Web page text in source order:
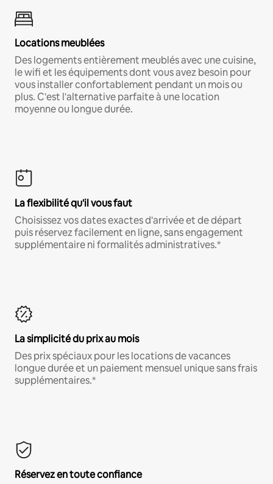
Locations meublées
Des logements entièrement meublés avec une cuisine,
le wifi et les équipements dont vous avez besoin pour
vous installer confortablement pendant un mois ou
plus. C'est l'alternative parfaite à une location
moyenne ou longue durée.
La flexibilité qu'il vous faut
Choisissez vos dates exactes d'arrivée et de départ
puis réservez facilement en ligne, sans engagement
supplémentaire ni formalités administratives.*
La simplicité du prix au mois
Des prix spéciaux pour les locations de vacances
longue durée et un paiement mensuel unique sans frais
supplémentaires.*
Réservez en toute confiance